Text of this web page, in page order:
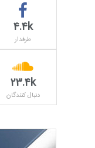
4.4k
طرفدار
23.4k
دنبال کنندگان